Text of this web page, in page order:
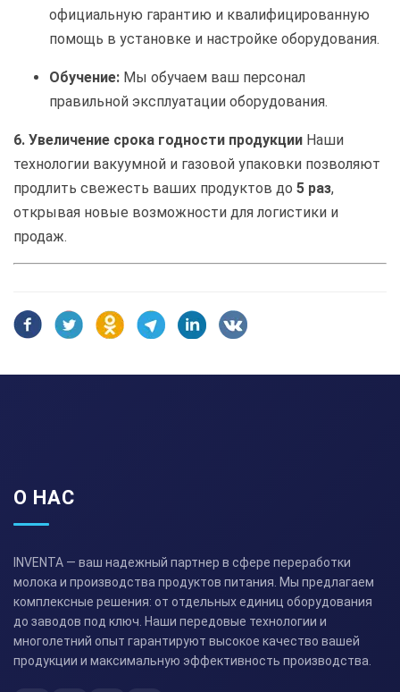
официальную гарантию и квалифицированную
помощь в установке и настройке оборудования.
Обучение: Мы обучаем ваш персонал
правильной эксплуатации оборудования.
6. Увеличение срока годности продукции Наши
технологии вакуумной и газовой упаковки позволяют
продлить свежесть ваших продуктов до 5 раз,
открывая новые возможности для логистики и
продаж.
О НАС
INVENTA — ваш надежный партнер в сфере переработки
молока и производства продуктов питания. Мы предлагаем
комплексные решения: от отдельных единиц оборудования
до заводов под ключ. Наши передовые технологии и
многолетний опыт гарантируют высокое качество вашей
продукции и максимальную эффективность производства.